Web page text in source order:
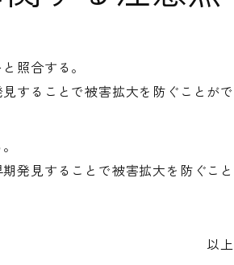
照合する。
することで被害拡大を防ぐことがで
発見することで被害拡大を防ぐこと
以上